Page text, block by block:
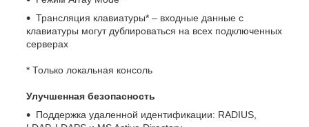
Трансляция клавиатуры* – входные данные с
клавиатуры могут дублироваться на всех подключенных
серверах
* Только локальная консоль
Улучшенная безопасность
Поддержка удаленной идентификации: RADIUS,